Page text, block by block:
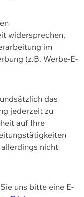
widersprechen,
im
(z.B. Werbe-E-
das
jederzeit zu
auf Ihre
nicht
uns bitte eine E-